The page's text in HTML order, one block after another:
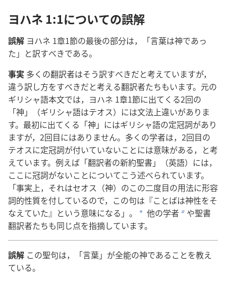
ヨハネ 1:1についての誤解
誤解 ヨハネ 1章1節の最後の部分は，「言葉は神であっ
た」と訳すべきである。
事実 多くの翻訳者はそう訳すべきだと考えていますが，
違う訳し方をすべきだと考える翻訳者たちもいます。 元の
ギリシャ語本文では，ヨハネ 1章1節に出てくる2回の
「神 」（ギリシャ語はテオス）には文法 上違いがありま
す。 最初に出てくる「神 」にはギリシャ語の定冠詞があり
ますが，2回目にはありません。 多くの学者は，2回目の
テオスに定冠詞が付いていないことには意味がある，と考
えています。 例えば「翻訳者の新約聖書 」（英語）には，
ここに冠詞がないことについてこう述べられています。
「事実 上，それはセオス（神）のこの二度目の用法に形容
詞的性質を付しているので，この句は『ことばは神性をそ
なえていた』という意味になる」。 a 他の学者b や聖書
翻訳者たちも同じ点を指摘しています。
誤解 この聖句は，「言葉」が全能の神であることを教え
ている。